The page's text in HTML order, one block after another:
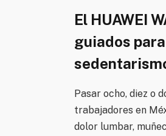
El HUAWEI
guiados
Pasar ocho, diez o
trabajadores en
dolor lumbar,